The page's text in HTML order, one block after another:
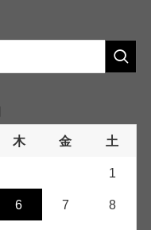
木 金 土
1
6 7 8